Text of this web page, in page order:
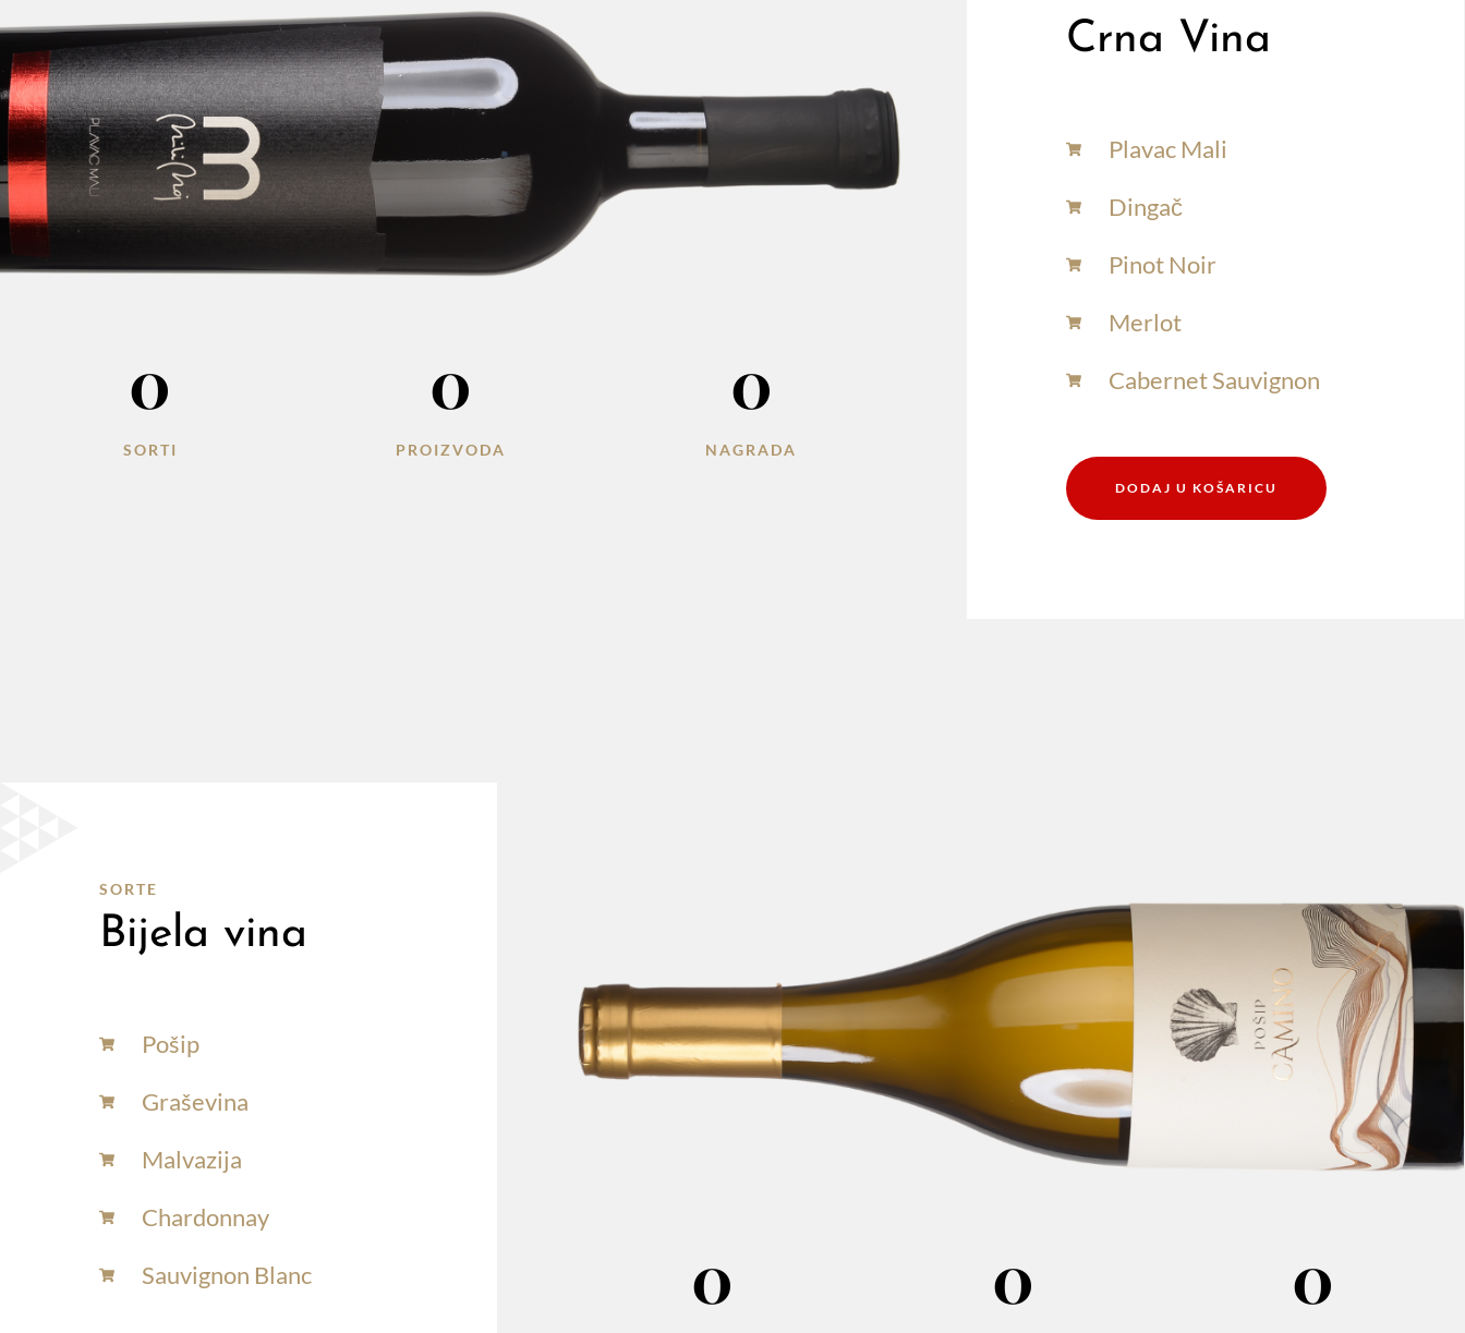
SORTI
0
PROIZVODA
0
NAGRADA
0
Crna Vina
Plavac Mali
Dingač
Pinot Noir
Merlot
Cabernet Sauvignon
DODAJ U KOŠARICU
SORTE
Bijela vina
Pošip
Graševina
Malvazija
Chardonnay​
Sauvignon Blanc​
0 0 0